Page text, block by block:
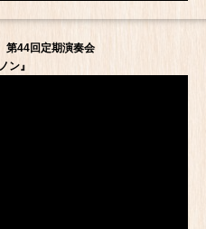
44回定期演奏会
ン』